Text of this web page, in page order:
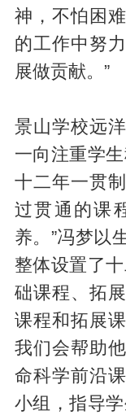
神，不怕困
的工作中努
展做贡献。”
景山学校远
一向注重学
十二年一贯
过贯通的课
养。”冯梦以
整体设置了
础课程、拓
课程和拓展
我们会帮助
命科学前沿
小组，指导